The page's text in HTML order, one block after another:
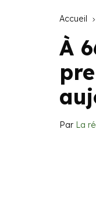
Accueil
À
Par La